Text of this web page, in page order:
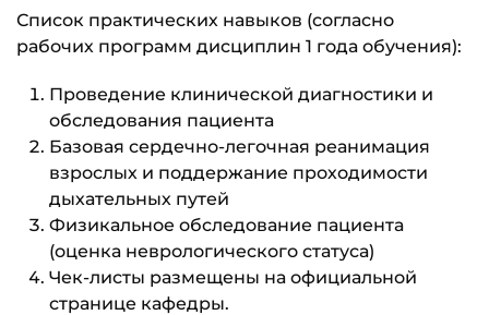
Список практических навыков (согласно
рабочих программ дисциплин 1 года обучения):
Проведение клинической диагностики и
обследования пациента
Базовая сердечно-легочная реанимация
взрослых и поддержание проходимости
дыхательных путей
Физикальное обследование пациента
(оценка неврологического статуса)
Чек-листы размещены на официальной
странице кафедры.